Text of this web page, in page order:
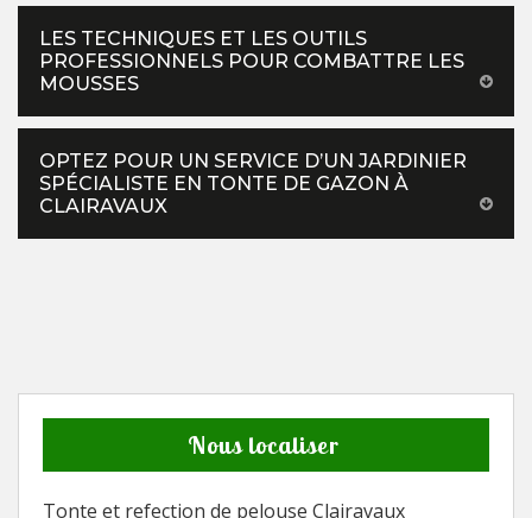
LES TECHNIQUES ET LES OUTILS
PROFESSIONNELS POUR COMBATTRE LES
MOUSSES
OPTEZ POUR UN SERVICE D’UN JARDINIER
SPÉCIALISTE EN TONTE DE GAZON À
CLAIRAVAUX
Nous localiser
Tonte et refection de pelouse Clairavaux